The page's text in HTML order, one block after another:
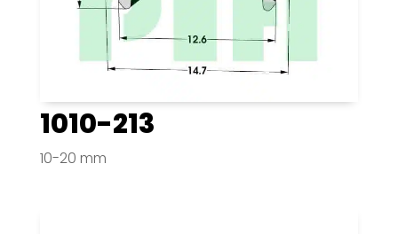
1010-213
10-20 mm